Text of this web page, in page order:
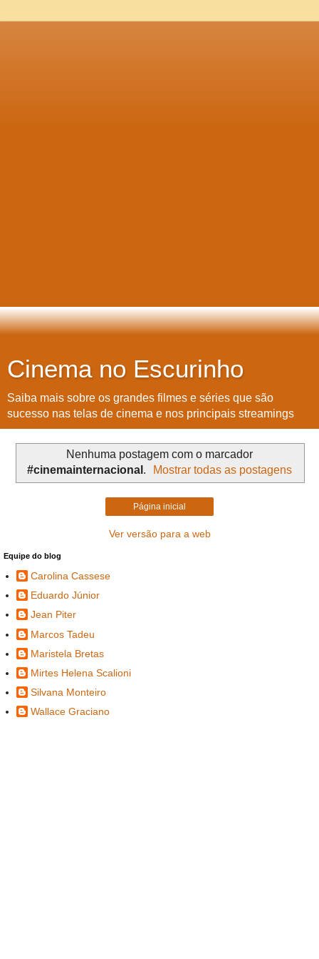
Cinema no Escurinho
Saiba mais sobre os grandes filmes e séries que são
sucesso nas telas de cinema e nos principais streamings
Nenhuma postagem com o marcador
#cinemainternacional . Mostrar todas as postagens
Página inicial
Ver versão para a web
Equipe do blog
Carolina Cassese
Eduardo Júnior
Jean Piter
Marcos Tadeu
Maristela Bretas
Mirtes Helena Scalioni
Silvana Monteiro
Wallace Graciano